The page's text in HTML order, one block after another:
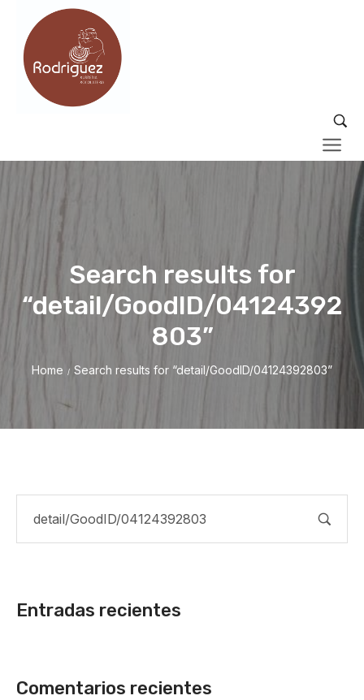
Search results for
“detail/GoodID/04124392
803”
Home / Search results for “detail/GoodID/04124392803”
Entradas recientes
Comentarios recientes